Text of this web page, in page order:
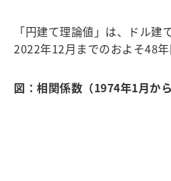
「円建て理論値」は、ドル
2022年12月までのおよそ48
図：相関係数（1974年1月か